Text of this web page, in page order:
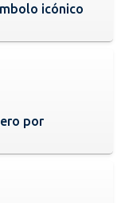
icónico
por